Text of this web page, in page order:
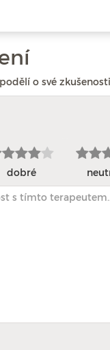
o své
dobré